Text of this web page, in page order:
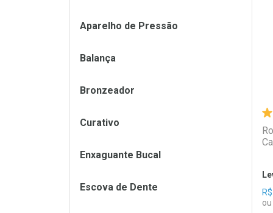
R$
Aparelho de Pressão
Balança
Bronzeador
Curativo
Enxaguante Bucal
Escova de Dente